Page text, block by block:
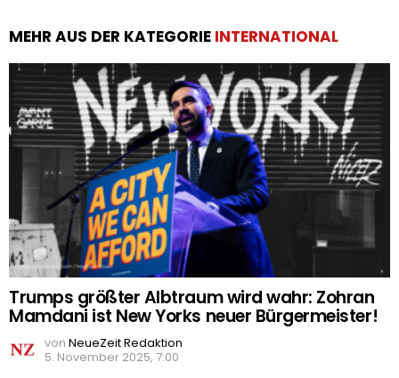
MEHR AUS DER KATEGORIE INTERNATIONAL
Trumps größter Albtraum wird wahr: Zohran
Mamdani ist New Yorks neuer Bürgermeister!
von NeueZeit Redaktion
5. November 2025, 7:00